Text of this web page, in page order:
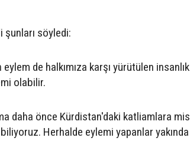
şunları söyledi:
de halkımıza karşı yürütülen insanlık
olabilir.
daha önce Kürdistan'daki katliamlara
Herhalde eylemi yapanlar